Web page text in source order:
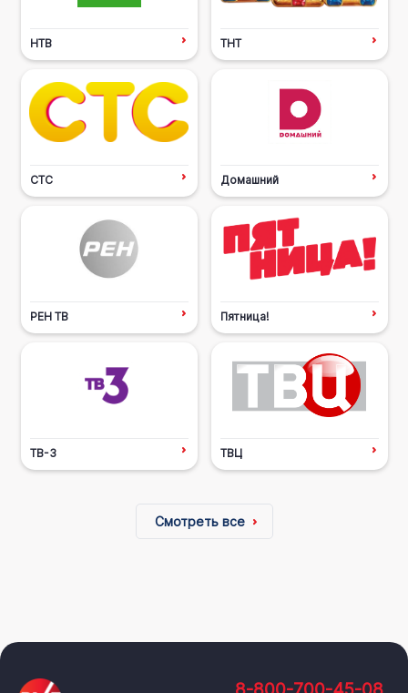
НТВ ТНТ
СТС Домашний
РЕН ТВ Пятница!
ТВ-3 ТВЦ
Смотреть все